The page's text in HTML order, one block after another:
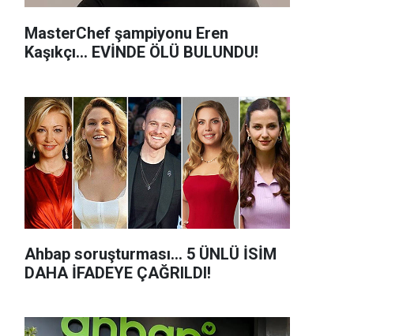
MasterChef şampiyonu Eren
Kaşıkçı... EVİNDE ÖLÜ BULUNDU!
Ahbap soruşturması... 5 ÜNLÜ İSİM
DAHA İFADEYE ÇAĞRILDI!